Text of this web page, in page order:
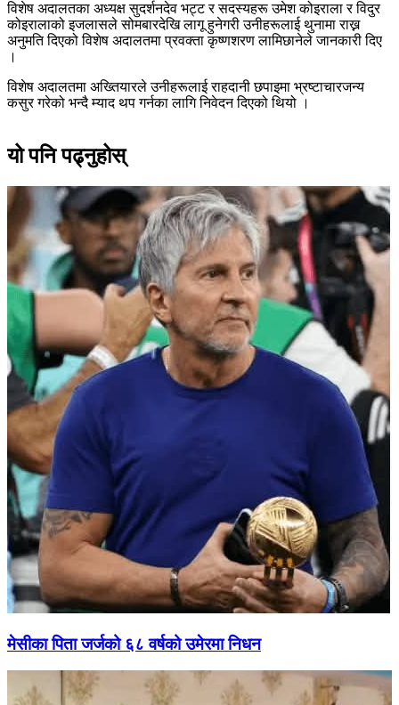
विशेष अदालतका अध्यक्ष सुदर्शनदेव भट्ट र सदस्यहरू उमेश कोइराला र विदुर
कोइरालाको इजलासले सोमबारदेखि लागू हुनेगरी उनीहरूलाई थुनामा राख्न
अनुमति दिएको विशेष अदालतमा प्रवक्ता कृष्णशरण लामिछानेले जानकारी दिए
।
विशेष अदालतमा अख्तियारले उनीहरूलाई राहदानी छपाइमा भ्रष्टाचारजन्य
कसुर गरेको भन्दै म्याद थप गर्नका लागि निवेदन दिएको थियो ।
यो पनि पढ्नुहोस्
मेसीका पिता जर्जको ६८ वर्षको उमेरमा निधन